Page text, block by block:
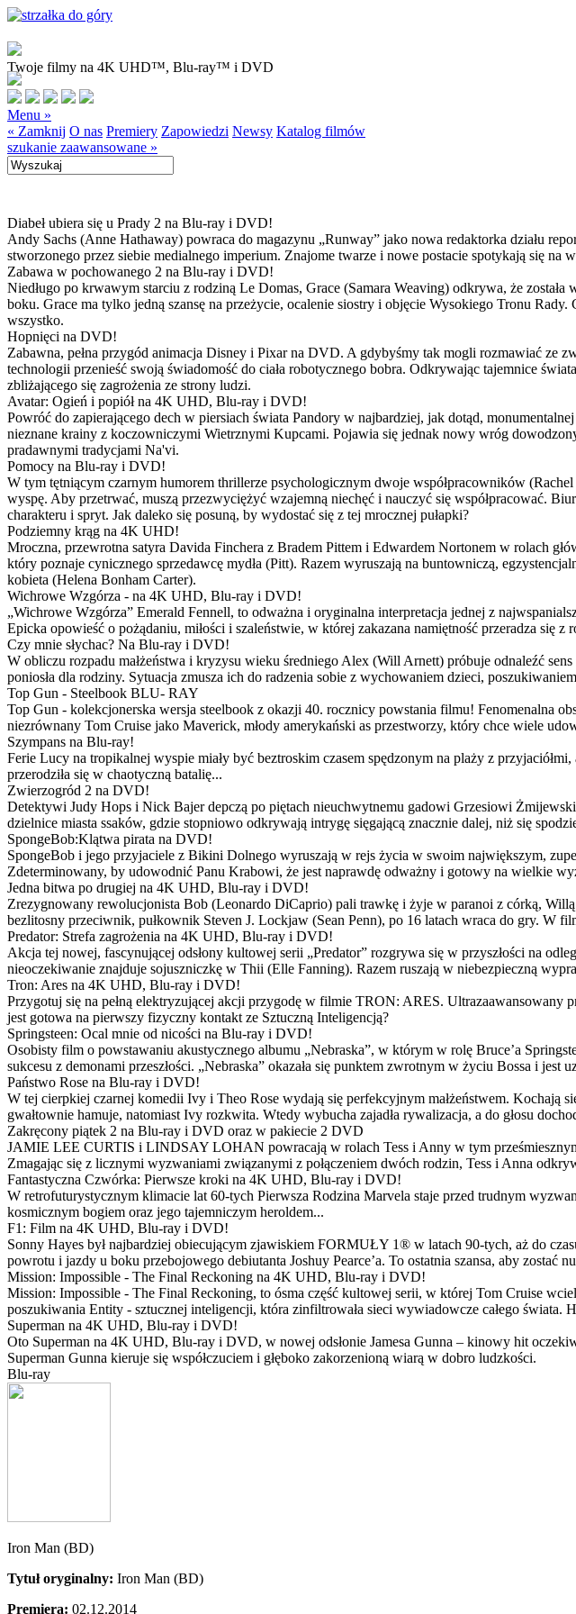
Twoje filmy na 4K UHD™, Blu-ray™ i DVD
Menu »
« Zamknij O nas Premiery Zapowiedzi Newsy Katalog filmów
szukanie zaawansowane »
Diabeł ubiera się u Prady 2 na Blu-ray i DVD!
Andy Sachs (Anne Hathaway) powraca do magazynu „Runway” jako nowa redaktorka działu
stworzonego przez siebie medialnego imperium. Znajome twarze i nowe postacie spotykają się
Zabawa w pochowanego 2 na Blu-ray i DVD!
Niedługo po krwawym starciu z rodziną Le Domas, Grace (Samara Weaving) odkrywa, że
boku. Grace ma tylko jedną szansę na przeżycie, ocalenie siostry i objęcie Wysokiego Tronu
wszystko.
Hopnięci na DVD!
Zabawna, pełna przygód animacja Disney i Pixar na DVD. A gdybyśmy tak mogli rozmawiać ze
technologii przenieść swoją świadomość do ciała robotycznego bobra. Odkrywając tajemnice
zbliżającego się zagrożenia ze strony ludzi.
Avatar: Ogień i popiół na 4K UHD, Blu-ray i DVD!
Powróć do zapierającego dech w piersiach świata Pandory w najbardziej, jak dotąd,
nieznane krainy z koczowniczymi Wietrznymi Kupcami. Pojawia się jednak nowy wróg
pradawnymi tradycjami Na'vi.
Pomocy na Blu-ray i DVD!
W tym tętniącym czarnym humorem thrillerze psychologicznym dwoje współpracowników
wyspę. Aby przetrwać, muszą przezwyciężyć wzajemną niechęć i nauczyć się współpracować.
charakteru i spryt. Jak daleko się posuną, by wydostać się z tej mrocznej pułapki?
Podziemny krąg na 4K UHD!
Mroczna, przewrotna satyra Davida Finchera z Bradem Pittem i Edwardem Nortonem w rolach
który poznaje cynicznego sprzedawcę mydła (Pitt). Razem wyruszają na buntowniczą,
kobieta (Helena Bonham Carter).
Wichrowe Wzgórza - na 4K UHD, Blu-ray i DVD!
„Wichrowe Wzgórza” Emerald Fennell, to odważna i oryginalna interpretacja jednej z
Epicka opowieść o pożądaniu, miłości i szaleństwie, w której zakazana namiętność przeradza się z
Czy mnie słychac? Na Blu-ray i DVD!
W obliczu rozpadu małżeństwa i kryzysu wieku średniego Alex (Will Arnett) próbuje odnaleźć
poniosła dla rodziny. Sytuacja zmusza ich do radzenia sobie z wychowaniem dzieci,
Top Gun - Steelbook BLU- RAY
Top Gun - kolekcjonerska wersja steelbook z okazji 40. rocznicy powstania filmu! Fenomenalna
niezrównany Tom Cruise jako Maverick, młody amerykański as przestworzy, który chce wiele
Szympans na Blu-ray!
Ferie Lucy na tropikalnej wyspie miały być beztroskim czasem spędzonym na plaży z
przerodziła się w chaotyczną batalię...
Zwierzogród 2 na DVD!
Detektywi Judy Hops i Nick Bajer depczą po piętach nieuchwytnemu gadowi Grzesiowi
dzielnice miasta ssaków, gdzie stopniowo odkrywają intrygę sięgającą znacznie dalej, niż się
SpongeBob:Klątwa pirata na DVD!
SpongeBob i jego przyjaciele z Bikini Dolnego wyruszają w rejs życia w swoim największym,
Zdeterminowany, by udowodnić Panu Krabowi, że jest naprawdę odważny i gotowy na wielkie
Jedna bitwa po drugiej na 4K UHD, Blu-ray i DVD!
Zrezygnowany rewolucjonista Bob (Leonardo DiCaprio) pali trawkę i żyje w paranoi z córką,
bezlitosny przeciwnik, pułkownik Steven J. Lockjaw (Sean Penn), po 16 latach wraca do gry. W
Predator: Strefa zagrożenia na 4K UHD, Blu-ray i DVD!
Akcja tej nowej, fascynującej odsłony kultowej serii „Predator” rozgrywa się w przyszłości na
nieoczekiwanie znajduje sojuszniczkę w Thii (Elle Fanning). Razem ruszają w niebezpieczną
Tron: Ares na 4K UHD, Blu-ray i DVD!
Przygotuj się na pełną elektryzującej akcji przygodę w filmie TRON: ARES. Ultrazaawansowany
jest gotowa na pierwszy fizyczny kontakt ze Sztuczną Inteligencją?
Springsteen: Ocal mnie od nicości na Blu-ray i DVD!
Osobisty film o powstawaniu akustycznego albumu „Nebraska”, w którym w rolę Bruce’a
sukcesu z demonami przeszłości. „Nebraska” okazała się punktem zwrotnym w życiu Bossa i jest
Państwo Rose na Blu-ray i DVD!
W tej cierpkiej czarnej komedii Ivy i Theo Rose wydają się perfekcyjnym małżeństwem. Kochają
gwałtownie hamuje, natomiast Ivy rozkwita. Wtedy wybucha zajadła rywalizacja, a do głosu
Zakręcony piątek 2 na Blu-ray i DVD oraz w pakiecie 2 DVD
JAMIE LEE CURTIS i LINDSAY LOHAN powracają w rolach Tess i Anny w tym prześmiesznym
Zmagając się z licznymi wyzwaniami związanymi z połączeniem dwóch rodzin, Tess i Anna
Fantastyczna Czwórka: Pierwsze kroki na 4K UHD, Blu-ray i DVD!
W retrofuturystycznym klimacie lat 60-tych Pierwsza Rodzina Marvela staje przed trudnym
kosmicznym bogiem oraz jego tajemniczym heroldem...
F1: Film na 4K UHD, Blu-ray i DVD!
Sonny Hayes był najbardziej obiecującym zjawiskiem FORMUŁY 1® w latach 90-tych, aż do
powrotu i jazdy u boku przebojowego debiutanta Joshuy Pearce’a. To ostatnia szansa, aby zostać
Mission: Impossible - The Final Reckoning na 4K UHD, Blu-ray i DVD!
Mission: Impossible - The Final Reckoning, to ósma część kultowej serii, w której Tom Cruise
poszukiwania Entity - sztucznej inteligencji, która zinfiltrowała sieci wywiadowcze całego świata.
Superman na 4K UHD, Blu-ray i DVD!
Oto Superman na 4K UHD, Blu-ray i DVD, w nowej odsłonie Jamesa Gunna – kinowy hit
Superman Gunna kieruje się współczuciem i głęboko zakorzenioną wiarą w dobro ludzkości.
Blu-ray
Iron Man (BD)
Tytuł oryginalny: Iron Man (BD)
Premiera: 02.12.2014